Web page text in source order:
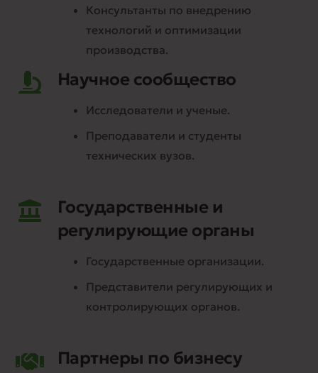
Консультанты по внедрению
технологий и оптимизации
производства.
Научное сообщество
Исследователи и ученые.
Преподаватели и студенты
технических вузов.
Государственные и
регулирующие органы
Государственные организации.
Представители регулирующих и
контролирующих органов.
Партнеры по бизнесу